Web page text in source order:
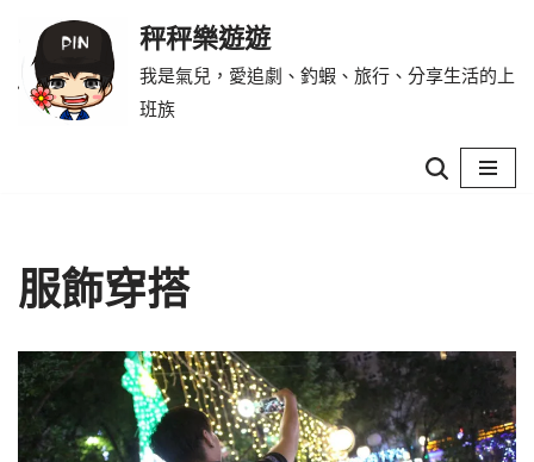
Skip
to
秤秤樂遊遊
我是氣兒，愛追劇、釣蝦、旅行、分享生活的上
班族
服飾穿搭